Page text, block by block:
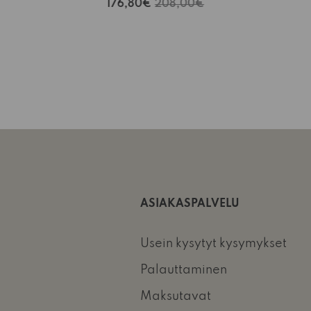
176,80€ 208,00€
ASIAKASPALVELU
Usein kysytyt kysymykset
Palauttaminen
Maksutavat